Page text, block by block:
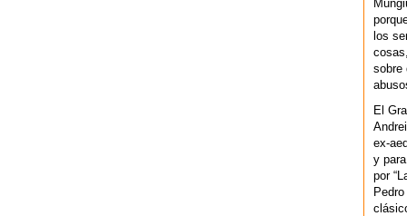
los
sobre
El
ex-
y
por